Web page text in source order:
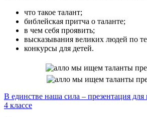
что такое талант;
библейская притча о таланте;
в чем себя проявить;
высказывания великих людей по
конкурсы для детей.
В единстве наша сила – презентация для
4 классе